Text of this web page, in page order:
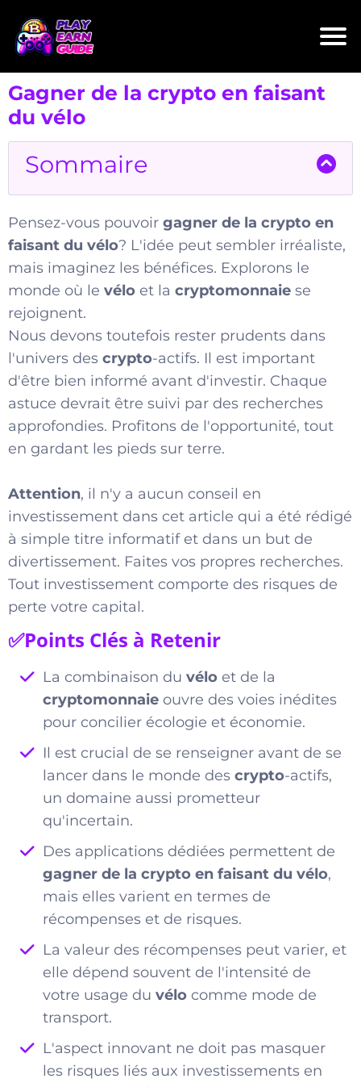
Gagner de la crypto en faisant
du vélo
Sommaire
Pensez-vous pouvoir gagner de la crypto en
faisant du vélo? L'idée peut sembler irréaliste,
mais imaginez les bénéfices. Explorons le
monde où le vélo et la cryptomonnaie se
rejoignent.
Nous devons toutefois rester prudents dans
l'univers des crypto-actifs. Il est important
d'être bien informé avant d'investir. Chaque
astuce devrait être suivi par des recherches
approfondies. Profitons de l'opportunité, tout
en gardant les pieds sur terre.
Attention, il n'y a aucun conseil en
investissement dans cet article qui a été rédigé
à simple titre informatif et dans un but de
divertissement. Faites vos propres recherches.
Tout investissement comporte des risques de
perte votre capital.
✅Points Clés à Retenir
La combinaison du vélo et de la
cryptomonnaie ouvre des voies inédites
pour concilier écologie et économie.
Il est crucial de se renseigner avant de se
lancer dans le monde des crypto-actifs,
un domaine aussi prometteur
qu'incertain.
Des applications dédiées permettent de
gagner de la crypto en faisant du vélo,
mais elles varient en termes de
récompenses et de risques.
La valeur des récompenses peut varier, et
elle dépend souvent de l'intensité de
votre usage du vélo comme mode de
transport.
L'aspect innovant ne doit pas masquer
les risques liés aux investissements en